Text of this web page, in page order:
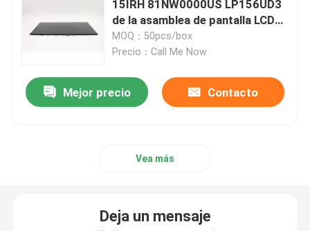
Adaptador de corriente alterna del ordenador portátil
Reemplazo del teclado del ordenador portátil
Piezas de recambio del ordenador portátil
15IRH 81NW0000US LP156UD3
de la asamblea de pantalla LCD
5D10S39613
MOQ：50pcs/box
Precio：Call Me Now
Mejor precio Contacto
Vea más
Deja un mensaje